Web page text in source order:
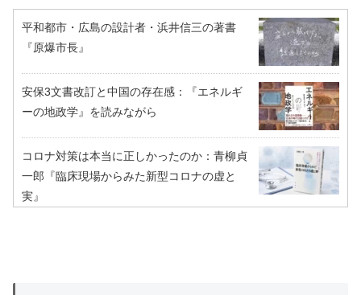
平和都市・広島の設計者・浜井信三の著書
『原爆市長』
安保3文書改訂と中国の存在感：『エネルギ
ーの地政学』を読みながら
コロナ対策は本当に正しかったのか：青柳貞
一郎『臨床現場からみた新型コロナの虚と
実』